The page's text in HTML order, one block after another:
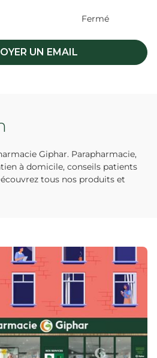
Fermé
UN EMAIL
Giphar. Parapharmacie,
à domicile, conseils patients
tous nos produits et